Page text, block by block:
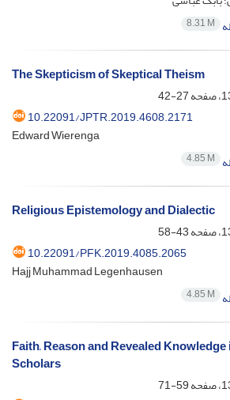
8.31 M
The Skepticism of Skeptical Theism
27-42
10.22091/JPTR.2019.4608.2171
Edward Wierenga
4.85 M
Religious Epistemology and Dialectic
43-58
10.22091/PFK.2019.4085.2065
Hajj Muhammad Legenhausen
4.85 M
Faith, Reason and Revealed Knowledge
Scholars
59-71